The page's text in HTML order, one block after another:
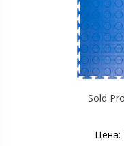
Sold
Цена: